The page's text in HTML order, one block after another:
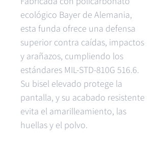
ecológico Bayer de Alemania,
esta funda ofrece una defensa
superior contra caídas, impactos
y arañazos, cumpliendo los
estándares MIL-STD-810G 516.6.
Su bisel elevado protege la
pantalla, y su acabado resistente
evita el amarilleamiento, las
huellas y el polvo.